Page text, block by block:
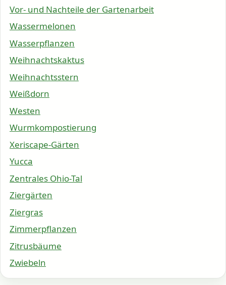
Vor- und Nachteile der Gartenarbeit
Wassermelonen
Wasserpflanzen
Weihnachtskaktus
Weihnachtsstern
Weißdorn
Westen
Wurmkompostierung
Xeriscape-Gärten
Yucca
Zentrales Ohio-Tal
Ziergärten
Ziergras
Zimmerpflanzen
Zitrusbäume
Zwiebeln